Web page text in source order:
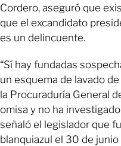
Cordero, aseguró que
que el excandidato
es un delincuente.
“Sí hay fundadas
un esquema de lavado
la Procuraduría General
omisa y no ha
señaló el legislador que
blanquiazul el 30 de junio